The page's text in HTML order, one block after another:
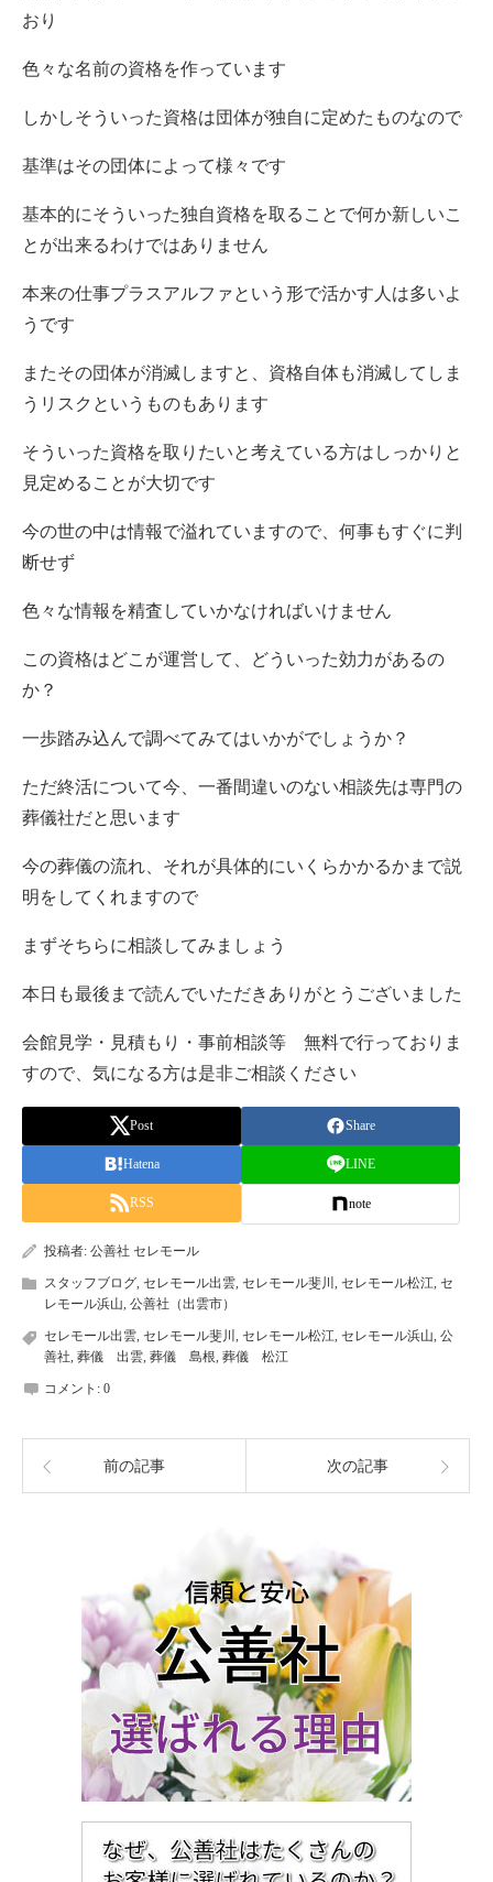
おり
色々な名前の資格を作っています
しかしそういった資格は団体が独自に定めたものなので
基準はその団体によって様々です
基本的にそういった独自資格を取ることで何か新しいこ
とが出来るわけではありません
本来の仕事プラスアルファという形で活かす人は多いよ
うです
またその団体が消滅しますと、資格自体も消滅してしま
うリスクというものもあります
そういった資格を取りたいと考えている方はしっかりと
見定めることが大切です
今の世の中は情報で溢れていますので、何事もすぐに判
断せず
色々な情報を精査していかなければいけません
この資格はどこが運営して、どういった効力があるの
か？
一歩踏み込んで調べてみてはいかがでしょうか？
ただ終活について今、一番間違いのない相談先は専門の
葬儀社だと思います
今の葬儀の流れ、それが具体的にいくらかかるかまで説
明をしてくれますので
まずそちらに相談してみましょう
本日も最後まで読んでいただきありがとうございました
会館見学・見積もり・事前相談等 無料で行っておりま
すので、気になる方は是非ご相談ください
Post Share
Hatena LINE
RSS note
投稿者: 公善社 セレモール
スタッフブログ セレモール出雲 セレモール斐川 セレモール松江 セ
レモール浜山 公善社（出雲市）
セレモール出雲 セレモール斐川 セレモール松江 セレモール浜山 公
善社 葬儀 出雲 葬儀 島根 葬儀 松江
コメント: 0
前の記事 次の記事